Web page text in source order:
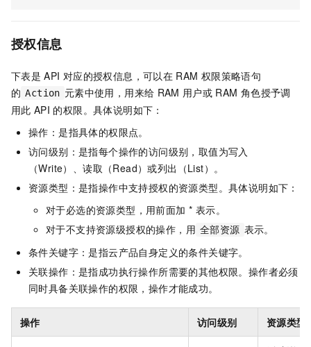
授权信息
下表是 API 对应的授权信息，可以在 RAM 权限策略语句
的 Action 元素中使用，用来给 RAM 用户或 RAM 角色授予调
用此 API 的权限。具体说明如下：
操作：是指具体的权限点。
访问级别：是指每个操作的访问级别，取值为写入
（Write）、读取（Read）或列出（List）。
资源类型：是指操作中支持授权的资源类型。具体说明如下：
对于必选的资源类型，用前面加 * 表示。
对于不支持资源级授权的操作，用 全部资源 表示。
条件关键字：是指云产品自身定义的条件关键字。
关联操作：是指成功执行操作所需要的其他权限。操作者必须
同时具备关联操作的权限，操作才能成功。
操作 访问级别 资源类型